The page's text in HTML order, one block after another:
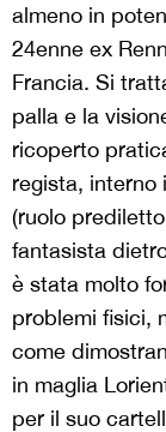
almeno in
24enne ex
Francia. Si
palla e la
ricoperto
regista, interno
(ruolo
fantasista
è stata molto
problemi fisici,
come
in maglia
per il suo